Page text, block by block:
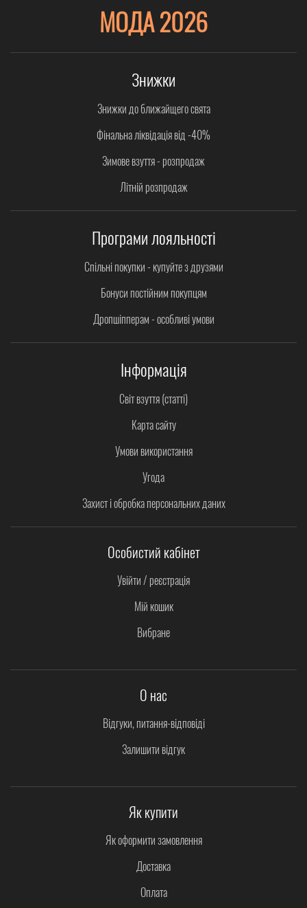
МОДА 2026
Знижки
Знижки до ближайщего свята
Фінальна ліквідація від -40%
Зимове взуття - розпродаж
Літній розпродаж
Програми лояльності
Спільні покупки - купуйте з друзями
Бонуси постійним покупцям
Дропшіпперам - особливі умови
Інформація
Світ взуття (статті)
Карта сайту
Умови використання
Угода
Захист і обробка персональних даних
Особистий кабінет
Увійти / реєстрація
Мій кошик
Вибране
О нас
Відгуки, питання-відповіді
Залишити відгук
Як купити
Як оформити замовлення
Доставка
Оплата